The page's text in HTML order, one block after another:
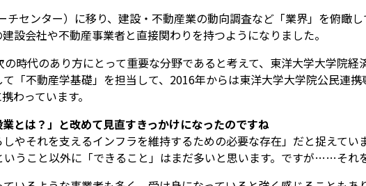
センター）に移り、建設・不動産業の動向調査など「業界」を俯瞰
設会社や不動産事業者と直接関わりを持つようになりました。
時代のあり方にとって重要な分野であると考えて、東洋大学大学院経
「不動産学基礎」を担当して、2016年からは東洋大学大学院公民連
わっています。
とは？」と改めて見直すきっかけになったのですね
やそれを支えるインフラを維持するための必要な存在」だと捉えてい
うこと以外に「できること」はまだ多いと思います。ですが……それ